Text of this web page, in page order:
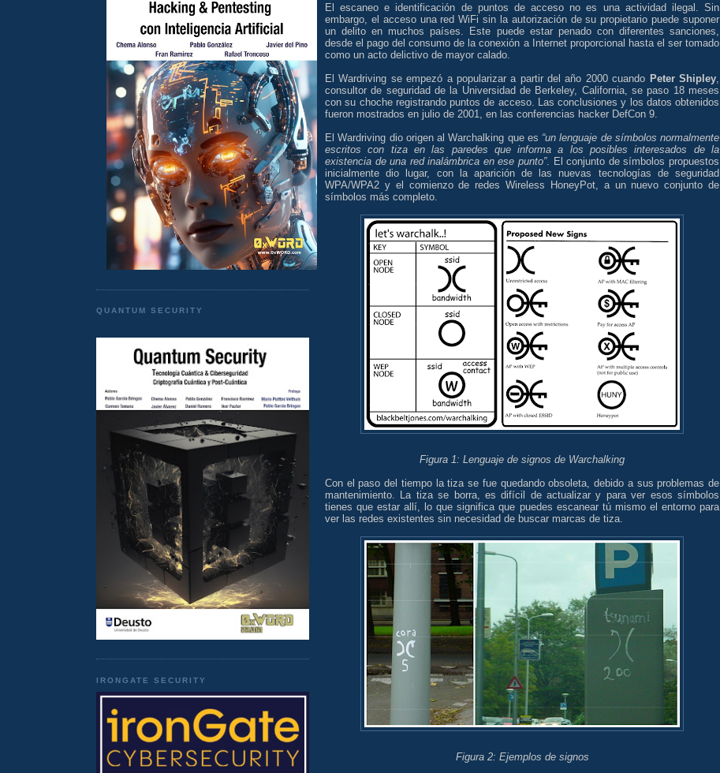
QUANTUM SECURITY
IRONGATE SECURITY
El escaneo e identificación de puntos de acceso no es una actividad ilegal. Sin
embargo, el acceso una red WiFi sin la autorización de su propietario puede suponer
un delito en muchos países. Este puede estar penado con diferentes sanciones,
desde el pago del consumo de la conexión a Internet proporcional hasta el ser tomado
como un acto delictivo de mayor calado.
El Wardriving se empezó a popularizar a partir del año 2000 cuando Peter Shipley
consultor de seguridad de la Universidad de Berkeley, California, se paso 18 meses
con su choche registrando puntos de acceso. Las conclusiones y los datos obtenidos
fueron mostrados en julio de 2001, en las conferencias hacker DefCon 9.
El Wardriving dio origen al Warchalking que es “un lenguaje de símbolos normalmente
escritos con tiza en las paredes que informa a los posibles interesados de la
existencia de una red inalámbrica en ese punto”. El conjunto de símbolos propuestos
inicialmente dio lugar, con la aparición de las nuevas tecnologías de seguridad
WPA/WPA2 y el comienzo de redes Wireless HoneyPot, a un nuevo conjunto de
símbolos más completo.
Figura 1: Lenguaje de signos de Warchalking
Con el paso del tiempo la tiza se fue quedando obsoleta, debido a sus problemas de
mantenimiento. La tiza se borra, es difícil de actualizar y para ver esos símbolos
tienes que estar allí, lo que significa que puedes escanear tú mismo el entorno para
ver las redes existentes sin necesidad de buscar marcas de tiza.
Figura 2: Ejemplos de signos